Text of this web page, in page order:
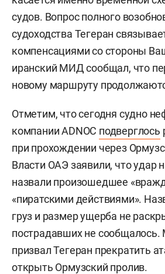
судов. Вопрос полного
судоходства Тегеран
компенсациями со стороны
иранский МИД сообщал, что
новому маршруту
Отметим, что сегодня судно
компании ADNOC подверглось
при прохождении через
Власти ОАЭ заявили, что удар
назвали произошедшее
«пиратскими действиями».
груз и размер ущерба не
пострадавших не
призвал Тегеран прекратить
открыть Ормузский пролив.